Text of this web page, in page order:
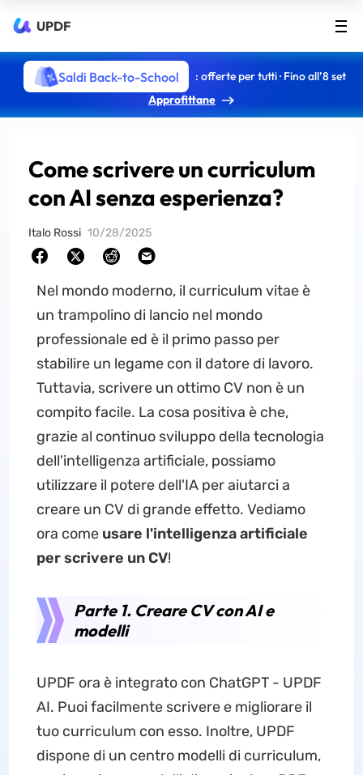
UPDF
Saldi Back-to-School
: offerte per tutti · Fino all’8 set
Approfittane
Come scrivere un curriculum
con AI senza esperienza?
Italo Rossi 10/28/2025
Nel mondo moderno, il curriculum vitae è
un trampolino di lancio nel mondo
professionale ed è il primo passo per
stabilire un legame con il datore di lavoro.
Tuttavia, scrivere un ottimo CV non è un
compito facile. La cosa positiva è che,
grazie al continuo sviluppo della tecnologia
dell'intelligenza artificiale, possiamo
utilizzare il potere dell'IA per aiutarci a
creare un CV di grande effetto. Vediamo
ora come usare l'intelligenza artificiale
per scrivere un CV!
Parte 1. Creare CV con AI e
modelli
UPDF ora è integrato con ChatGPT - UPDF
AI. Puoi facilmente scrivere e migliorare il
tuo curriculum con esso. Inoltre, UPDF
dispone di un centro modelli di curriculum,